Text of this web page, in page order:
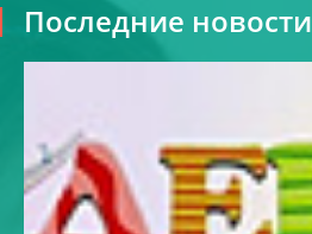
Последние новости